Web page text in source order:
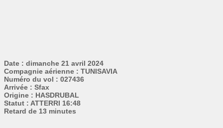
Date : dimanche 21 avril 2024
Compagnie aérienne : TUNISAVIA
Numéro du vol : 027436
Arrivée : Sfax
Origine : HASDRUBAL
Statut : ATTERRI 16:48
Retard de 13 minutes